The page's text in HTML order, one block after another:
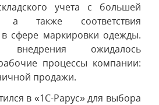
учета с большей
а также соответствия
в сфере маркировки одежды.
ожидалось
процессы компании:
продажи.
в «1С-Рарус» для выбора